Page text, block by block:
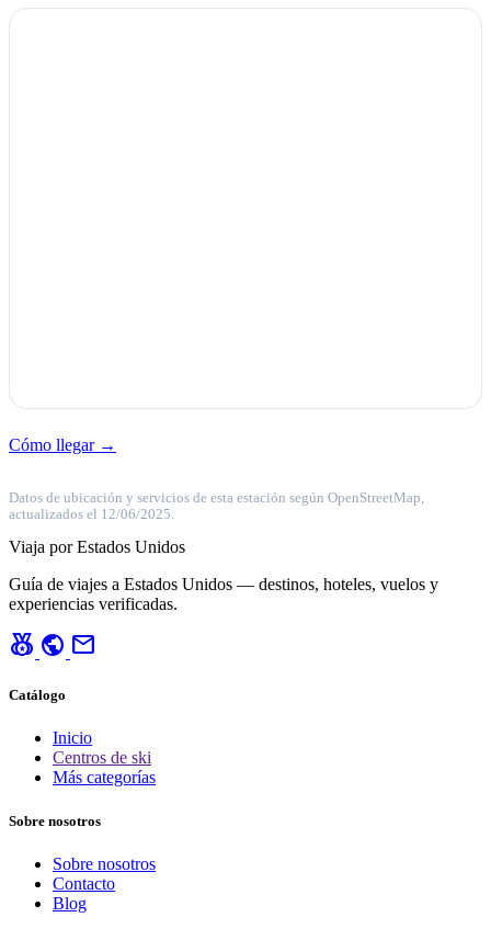
Cómo llegar →
Datos de ubicación y servicios de esta estación según OpenStreetMap,
actualizados el 12/06/2025.
Viaja por Estados Unidos
Guía de viajes a Estados Unidos — destinos, hoteles, vuelos y
experiencias verificadas.
social_leaderboard public mail
Catálogo
Inicio
Centros de ski
Más categorías
Sobre nosotros
Sobre nosotros
Contacto
Blog